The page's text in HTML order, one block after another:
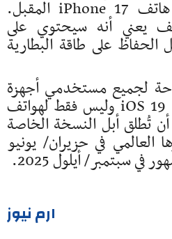
بالذكاء الاصطناعي مع هاتف iPhone 17 المقبل.
يعني أنه سيحتوي على
على طاقة البطارية
لجميع مستخدمي أجهزة
آيفون التي تعمل بنظام iOS 19 وليس فقط لهواتف
أن تُطلق أبل النسخة الخاصة
العالمي في حزيران/ يونيو
في سبتمبر/ أيلول 2025.
ارم نيوز